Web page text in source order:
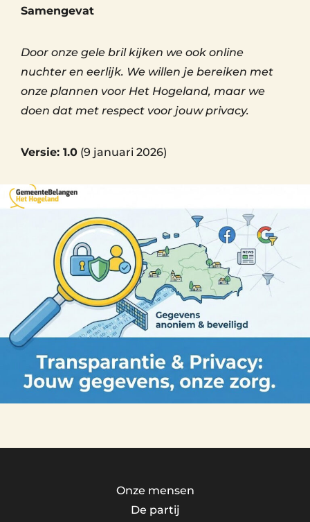
Samengevat
Door onze gele bril kijken we ook online
nuchter en eerlijk. We willen je bereiken met
onze plannen voor Het Hogeland, maar we
doen dat met respect voor jouw privacy.
Versie: 1.0 (9 januari 2026)
Onze mensen
De partij